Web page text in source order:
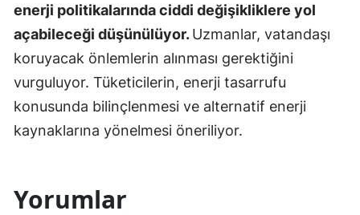
enerji politikalarında ciddi değişikliklere yol
açabileceği düşünülüyor.Uzmanlar, vatandaşı
koruyacak önlemlerin alınması gerektiğini
vurguluyor. Tüketicilerin, enerji tasarrufu
konusunda bilinçlenmesi ve alternatif enerji
kaynaklarına yönelmesi öneriliyor.
Yorumlar